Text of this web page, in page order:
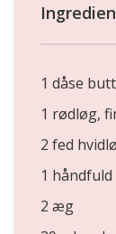
1 dåse
1 rødløg,
2 fed
1
2 æg